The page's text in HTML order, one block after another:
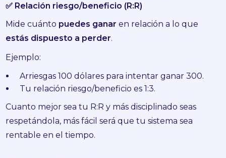
✅ Relación riesgo/beneficio (R:R)
Mide cuánto puedes ganar en relación a lo que
estás dispuesto a perder.
Ejemplo:
Arriesgas 100 dólares para intentar ganar 300.
Tu relación riesgo/beneficio es 1:3.
Cuanto mejor sea tu R:R y más disciplinado seas
respetándola, más fácil será que tu sistema sea
rentable en el tiempo.